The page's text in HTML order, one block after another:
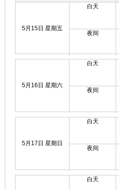
5月15日 星期五
白天
夜间
5月16日 星期六
白天
夜间
5月17日 星期日
白天
夜间
白天